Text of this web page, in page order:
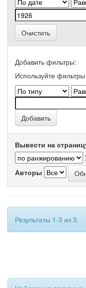
Очистить
Добавить фильтры:
Используйте
Вывести на
Авторы
Результаты 1-3 из 3.